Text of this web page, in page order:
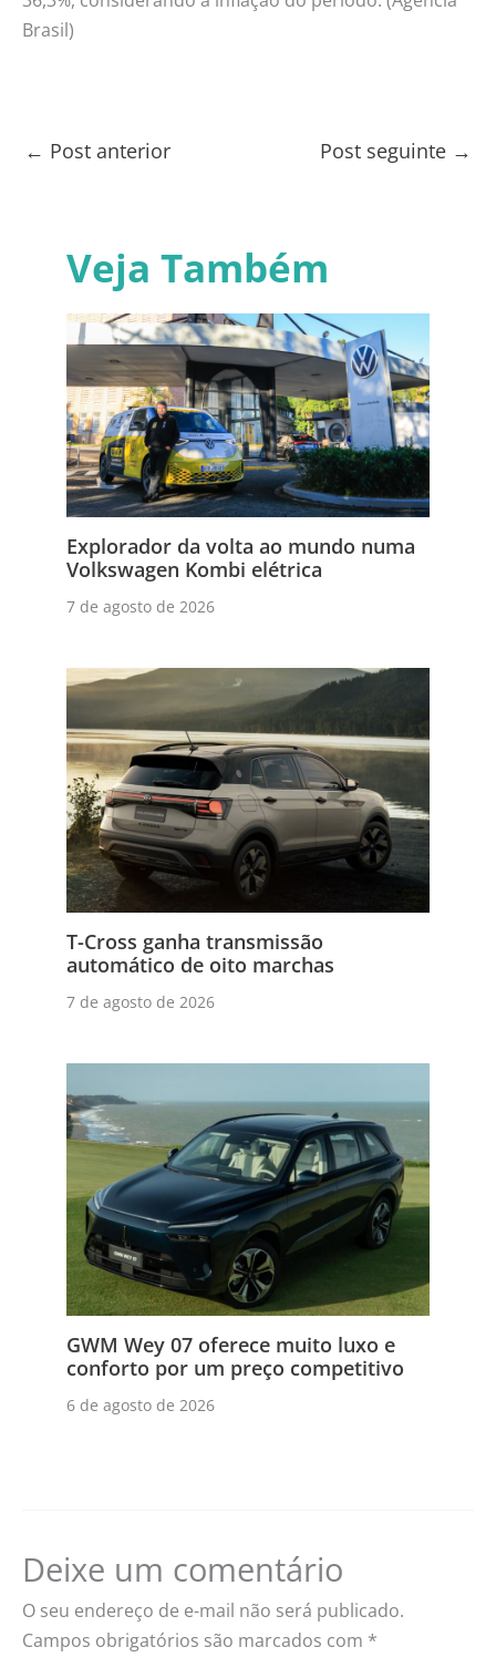
Brasil)
← Post anterior Post seguinte →
Veja Também
Explorador da volta ao mundo numa
Volkswagen Kombi elétrica
7 de agosto de 2026
T-Cross ganha transmissão
automático de oito marchas
7 de agosto de 2026
GWM Wey 07 oferece muito luxo e
conforto por um preço competitivo
6 de agosto de 2026
Deixe um comentário
O seu endereço de e-mail não será publicado.
Campos obrigatórios são marcados com *